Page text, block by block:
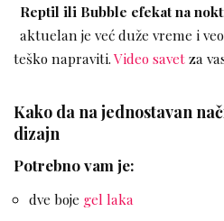
Reptil ili Bubble efekat na
aktuelan je već duže vreme i
teško napraviti.Video savetza
Kako da na jednostavan
dizajn
Potrebno vam je:
dve boje gel laka